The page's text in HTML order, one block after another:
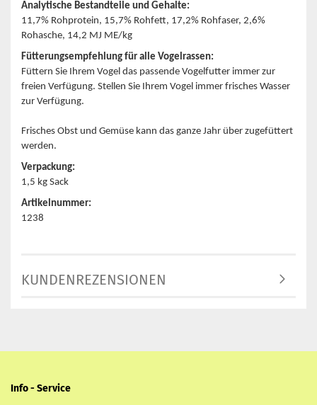
Analytische Bestandteile und Gehalte:
11,7% Rohprotein, 15,7% Rohfett, 17,2% Rohfaser, 2,6%
Rohasche, 14,2 MJ ME/kg
Fütterungsempfehlung für alle Vogelrassen:
Füttern Sie Ihrem Vogel das passende Vogelfutter immer zur
freien Verfügung. Stellen Sie Ihrem Vogel immer frisches Wasser
zur Verfügung.
Frisches Obst und Gemüse kann das ganze Jahr über zugefüttert
werden.
Verpackung:
1,5 kg Sack
Artikelnummer:
1238
KUNDENREZENSIONEN
Info - Service